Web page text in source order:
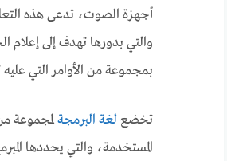
أجهزة الصوت، تدعى هذه
والتي بدورها تهدف إلى إعلام
بمجموعة من الأوامر التي عليه
تخضعلغة البرمجةلمجموعة
المستخدمة، والتي يحددها